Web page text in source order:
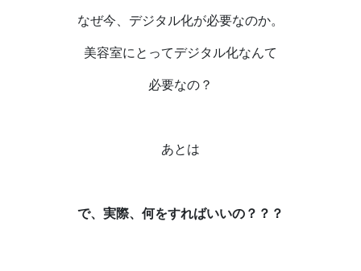
なぜ今、デジタル化が必要なのか。
美容室にとってデジタル化なんて
必要なの？
あとは
で、実際、何をすればいいの？？？